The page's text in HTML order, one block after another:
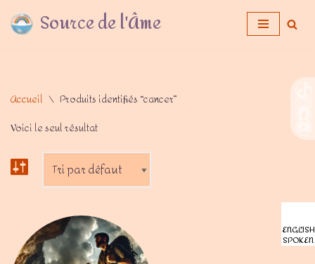
Aller Source de l'Âme
Accueil \ Produits identifiés “cancer”
Voici le seul résultat
ENGLISH
SPOKEN